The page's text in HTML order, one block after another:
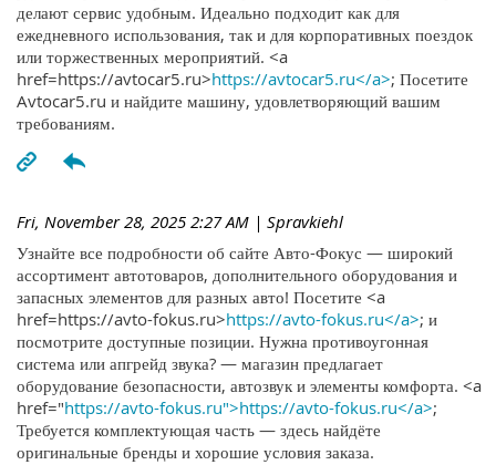
делают сервис удобным. Идеально подходит как для
ежедневного использования, так и для корпоративных поездок
или торжественных мероприятий. <a
href=https://avtocar5.ru>https://avtocar5.ru</a>; Посетите
Avtocar5.ru и найдите машину, удовлетворяющий вашим
требованиям.
Fri, November 28, 2025 2:27 AM | Spravkiehl
Узнайте все подробности об сайте Авто-Фокус — широкий
ассортимент автотоваров, дополнительного оборудования и
запасных элементов для разных авто! Посетите <a
href=https://avto-fokus.ru>https://avto-fokus.ru</a>; и
посмотрите доступные позиции. Нужна противоугонная
система или апгрейд звука? — магазин предлагает
оборудование безопасности, автозвук и элементы комфорта. <a
href="https://avto-fokus.ru">https://avto-fokus.ru</a>;
Требуется комплектующая часть — здесь найдёте
оригинальные бренды и хорошие условия заказа.